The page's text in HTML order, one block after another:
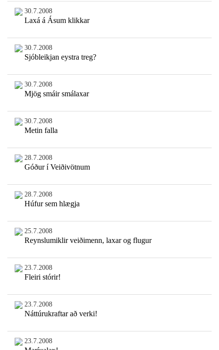
30.7.2008
Laxá á Ásum klikkar
30.7.2008
Sjóbleikjan eystra treg?
30.7.2008
Mjög smáir smálaxar
30.7.2008
Metin falla
28.7.2008
Góður í Veiðivötnum
28.7.2008
Húfur sem hlægja
25.7.2008
Reynslumiklir veiðimenn, laxar og flugur
23.7.2008
Fleiri stórir!
23.7.2008
Náttúrukraftar að verki!
23.7.2008